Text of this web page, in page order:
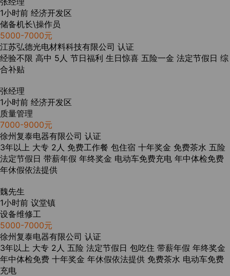
1小时前 经济开发区
储备机长\操作员
5000-7000元
江苏弘德光电材料科技有限公司 认证
经验不限 高中 5人 节日福利 生日惊喜 五险一金 法定节假日 综
合补贴
张经理
1小时前 经济开发区
质量管理
7000-9000元
徐州复泰电器有限公司 认证
3年以上 大专 2人 免费工作餐 包住宿 十年奖金 免费茶水 五险
法定节假日 带薪年假 年终奖金 电动车免费充电 年中体检免费
年休假依法提供
魏先生
1小时前 议堂镇
设备维修工
5000-7000元
徐州复泰电器有限公司 认证
3年以上 大专 2人 五险 法定节假日 包吃住 带薪年假 年终奖金
年中体检免费 十年奖金 年休假依法提供 免费茶水 电动车免费
充电